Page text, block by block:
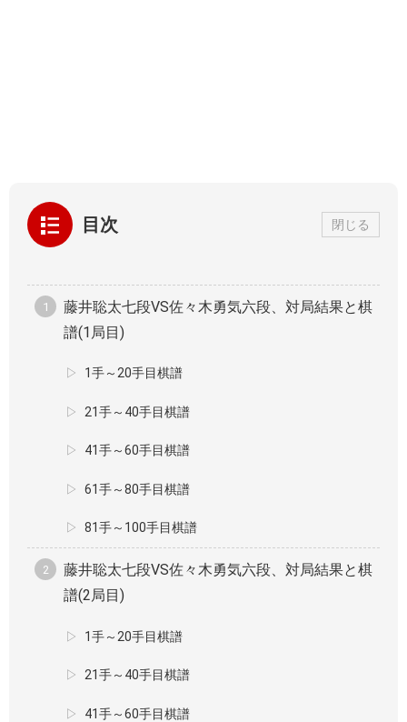
目次 閉じる
藤井聡太七段VS佐々木勇気六段、対局結果と棋
譜(1局目)
1手～20手目棋譜
21手～40手目棋譜
41手～60手目棋譜
61手～80手目棋譜
81手～100手目棋譜
藤井聡太七段VS佐々木勇気六段、対局結果と棋
譜(2局目)
1手～20手目棋譜
21手～40手目棋譜
41手～60手目棋譜